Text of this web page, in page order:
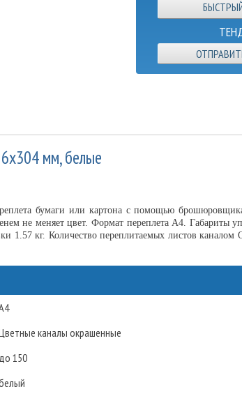
мм, белые
бумаги или картона с помощью
не меняет цвет. Формат переплета А4. Габариты
1.57 кг. Количество переплитаемых листов каналом
каналы окрашенные
до 150